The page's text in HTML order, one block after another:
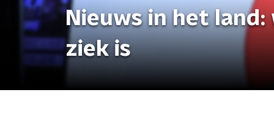
Nieuws in het
ziek is